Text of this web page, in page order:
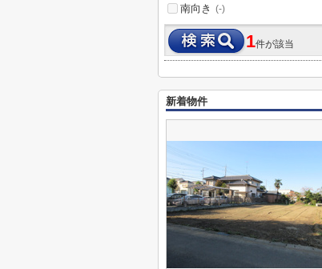
南向き (-)
1件が該当
新着物件